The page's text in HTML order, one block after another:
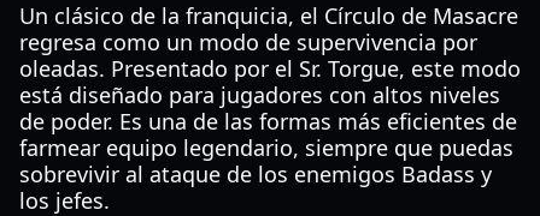
Un clásico de la franquicia, el Círculo de Masacre
regresa como un modo de supervivencia por
oleadas. Presentado por el Sr. Torgue, este modo
está diseñado para jugadores con altos niveles
de poder. Es una de las formas más eficientes de
farmear equipo legendario, siempre que puedas
sobrevivir al ataque de los enemigos Badass y
los jefes.